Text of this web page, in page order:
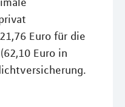
Euro für die
Euro in